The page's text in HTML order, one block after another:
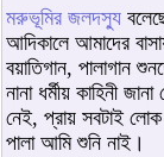
মরুভূমির জলদস্যু
আদিকালে আমাদের
বয়াতিগান, পালাগান
নানা ধর্মীয় কাহিনী
নেই, প্রায় সবটাই
পালা আমি শুনি নাই।